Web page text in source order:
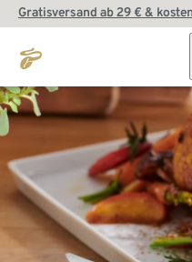
Gratisversand ab 29 € &